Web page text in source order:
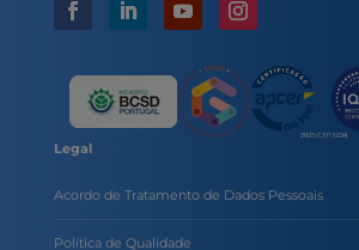
Legal
Acordo de Tratamento de Dados Pessoais
Política de Qualidade